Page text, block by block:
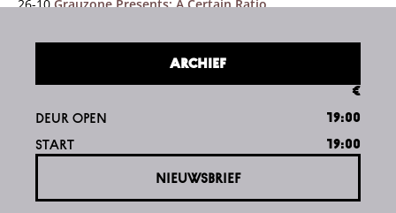
26-10Grauzone Presents: A Certain Ratio
ARCHIEF
€
DEUR OPEN 19:00
START 19:00
NIEUWSBRIEF